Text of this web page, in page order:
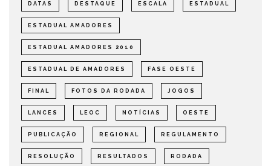
DATAS DESTAQUE ESCALA ESTADUAL
ESTADUAL AMADORES
ESTADUAL AMADORES 2010
ESTADUAL DE AMADORES FASE OESTE
FINAL FOTOS DA RODADA JOGOS
LANCES LEOC NOTÍCIAS OESTE
PUBLICAÇÃO REGIONAL REGULAMENTO
RESOLUÇÃO RESULTADOS RODADA